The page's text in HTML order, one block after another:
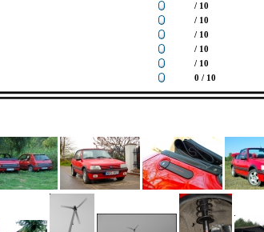
/ 10
/ 10
/ 10
/ 10
/ 10
0 / 10